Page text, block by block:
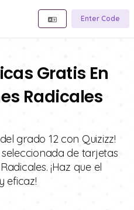
Enter Code
Gratis En
Radicales
grado 12 con Quizizz!
de tarjetas
¡Haz que el
eficaz!